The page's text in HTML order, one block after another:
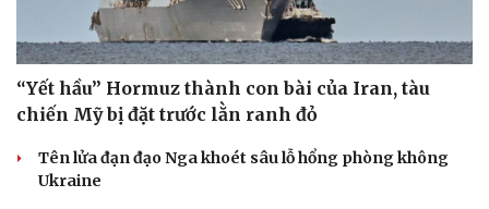
“Yết hầu” Hormuz thành con bài của Iran, tàu
chiến Mỹ bị đặt trước lằn ranh đỏ
Tên lửa đạn đạo Nga khoét sâu lỗ hổng phòng không
Ukraine